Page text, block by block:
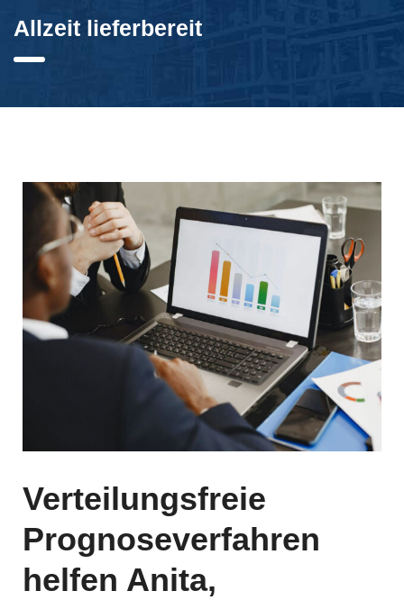
Allzeit lieferbereit
Verteilungsfreie
Prognoseverfahren
helfen Anita,